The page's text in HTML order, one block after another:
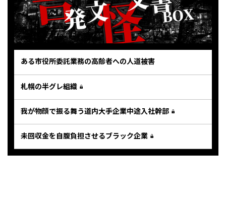
ある市役所委託業務の高齢者への人道被害
札幌の半グレ組織
我が物顔で振る舞う道内大手企業中途入社幹部
未回収金を自腹負担させるブラック企業